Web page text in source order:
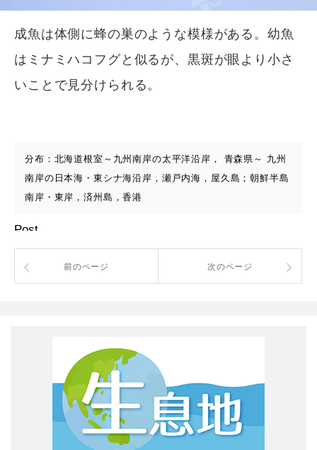
成魚は体側に蜂の巣のような模様がある。幼魚
はミナミハコフグと似るが、黒斑が眼より小さ
いことで見分けられる。
分布：北海道根室～九州南岸の太平洋沿岸， 青森県～ 九州
南岸の日本海・東シナ海沿岸，瀬戸内海，屋久島；朝鮮半島
南岸・東岸，済州島，香港
Post
前のページ 次のページ